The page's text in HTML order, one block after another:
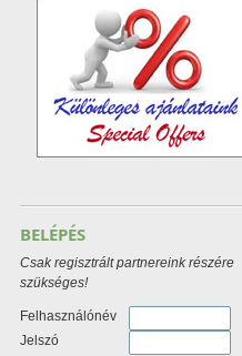
BELÉPÉS
Csak regisztrált partnereink részére
szükséges!
Felhasználónév
Jelszó